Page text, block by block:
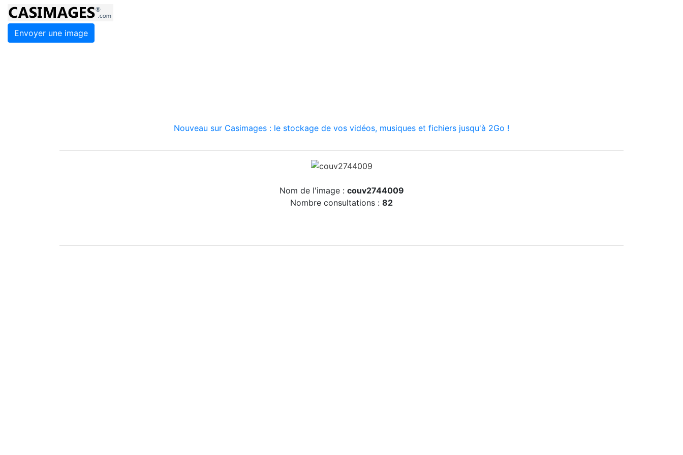
Envoyer une image
Nouveau sur Casimages : le stockage de vos vidéos, musiques et fichiers jusqu'à 2Go !
Nom de l'image : couv2744009
Nombre consultations : 82